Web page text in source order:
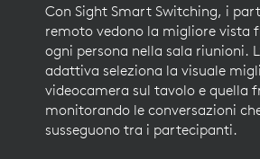
Con Sight Smart Switching, i
remoto vedono la migliore vista
ogni persona nella sala riunioni.
adattiva seleziona la visuale
videocamera sul tavolo e quella
monitorando le conversazioni
susseguono tra i partecipanti.